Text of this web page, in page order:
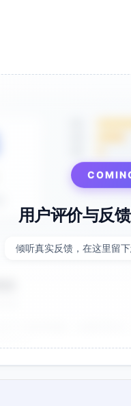
用户评价与反
倾听真实反馈，在这里留